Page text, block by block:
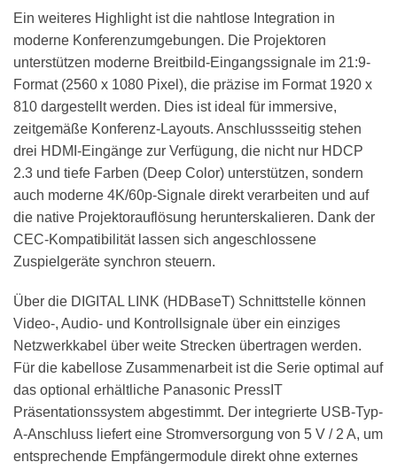
Ein weiteres Highlight ist die nahtlose Integration in
moderne Konferenzumgebungen. Die Projektoren
unterstützen moderne Breitbild-Eingangssignale im 21:9-
Format (2560 x 1080 Pixel), die präzise im Format 1920 x
810 dargestellt werden. Dies ist ideal für immersive,
zeitgemäße Konferenz-Layouts. Anschlussseitig stehen
drei HDMI-Eingänge zur Verfügung, die nicht nur HDCP
2.3 und tiefe Farben (Deep Color) unterstützen, sondern
auch moderne 4K/60p-Signale direkt verarbeiten und auf
die native Projektorauflösung herunterskalieren. Dank der
CEC-Kompatibilität lassen sich angeschlossene
Zuspielgeräte synchron steuern.
Über die DIGITAL LINK (HDBaseT) Schnittstelle können
Video-, Audio- und Kontrollsignale über ein einziges
Netzwerkkabel über weite Strecken übertragen werden.
Für die kabellose Zusammenarbeit ist die Serie optimal auf
das optional erhältliche Panasonic PressIT
Präsentationssystem abgestimmt. Der integrierte USB-Typ-
A-Anschluss liefert eine Stromversorgung von 5 V / 2 A, um
entsprechende Empfängermodule direkt ohne externes